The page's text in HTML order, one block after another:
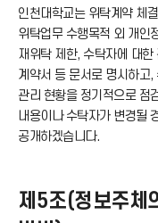
인천대학교는 위탁계약 체
위탁업무 수행목적 외 개인
재위탁 제한, 수탁자에 대
계약서 등 문서로 명시하고,
관리 현황을 정기적으로 점
내용이나 수탁자가 변경될
공개하겠습니다.
제5조(정보주체